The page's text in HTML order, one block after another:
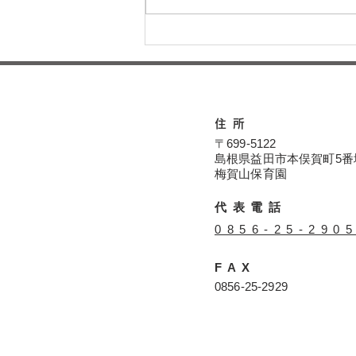
運動会に向けてー梅賀山保育
園 益田市保育園
住所
〒699-5122
島根県益田市本俣賀町5番
​​梅賀山保育園
代表電話
​0856-25-2905
FAX
​0856-25-2929